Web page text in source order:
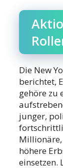
Die New
berichtet,
gehöre zu
junger,
höhere
einsetzen.